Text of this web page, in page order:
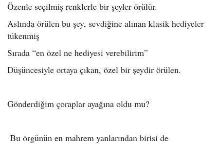
Özenle seçilmiş renklerle bir şeyler örülür.
Aslında örülen bu şey, sevdiğine alınan klasik hediyeler
tükenmiş
Sırada “en özel ne hediyesi verebilirim”
Düşüncesiyle ortaya çıkan, özel bir şeydir örülen.
Gönderdiğim çoraplar ayağına oldu mu?
Bu örgünün en mahrem yanlarından birisi de